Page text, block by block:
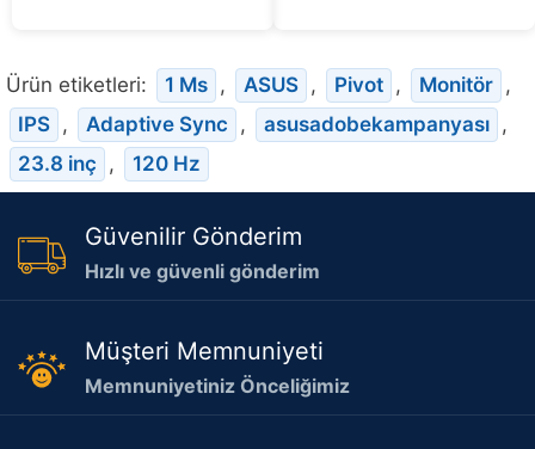
Ürün etiketleri: 1 Ms , ASUS , Pivot , Monitör ,
IPS , Adaptive Sync , asusadobekampanyası ,
23.8 inç
, 120 Hz
Güvenilir Gönderim
Hızlı ve güvenli gönderim
Müşteri Memnuniyeti
Memnuniyetiniz Önceliğimiz